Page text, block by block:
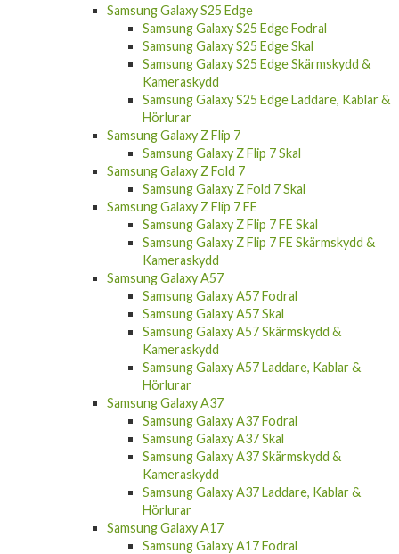
Samsung Galaxy S25 Edge
Samsung Galaxy S25 Edge Fodral
Samsung Galaxy S25 Edge Skal
Samsung Galaxy S25 Edge Skärmskydd &
Kameraskydd
Samsung Galaxy S25 Edge Laddare, Kablar &
Hörlurar
Samsung Galaxy Z Flip 7
Samsung Galaxy Z Flip 7 Skal
Samsung Galaxy Z Fold 7
Samsung Galaxy Z Fold 7 Skal
Samsung Galaxy Z Flip 7 FE
Samsung Galaxy Z Flip 7 FE Skal
Samsung Galaxy Z Flip 7 FE Skärmskydd &
Kameraskydd
Samsung Galaxy A57
Samsung Galaxy A57 Fodral
Samsung Galaxy A57 Skal
Samsung Galaxy A57 Skärmskydd &
Kameraskydd
Samsung Galaxy A57 Laddare, Kablar &
Hörlurar
Samsung Galaxy A37
Samsung Galaxy A37 Fodral
Samsung Galaxy A37 Skal
Samsung Galaxy A37 Skärmskydd &
Kameraskydd
Samsung Galaxy A37 Laddare, Kablar &
Hörlurar
Samsung Galaxy A17
Samsung Galaxy A17 Fodral